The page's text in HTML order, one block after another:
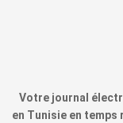
Votre journal
en Tunisie en